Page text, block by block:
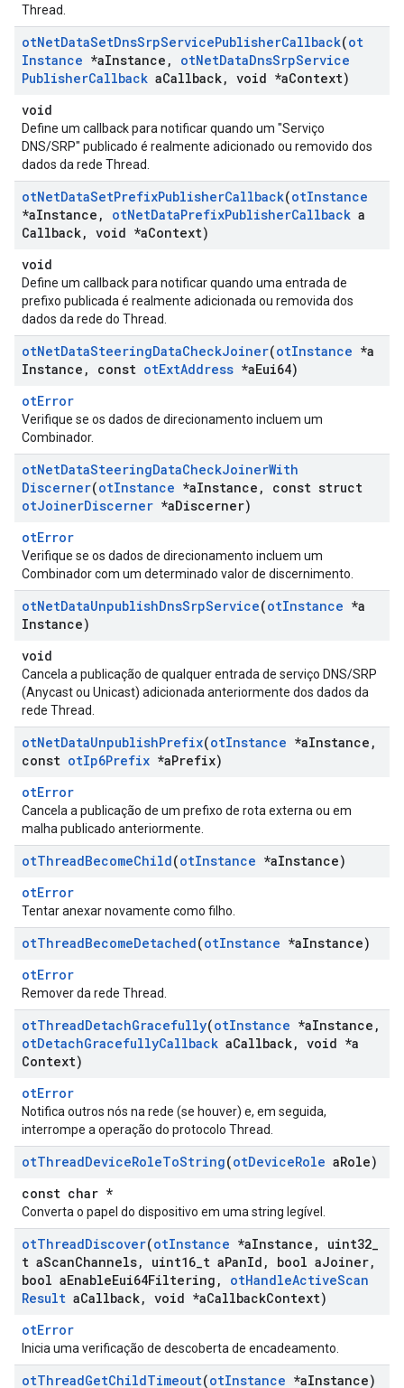
Thread.
otNetDataSetDnsSrpServicePublisherCallback(ot
Instance *aInstance , otNetDataDnsSrpService
PublisherCallback aCallback, void *aContext)
void
Define um callback para notificar quando um "Serviço
DNS/SRP" publicado é realmente adicionado ou removido dos
dados da rede Thread.
otNetDataSetPrefixPublisherCallback(otInstance
*aInstance , otNetDataPrefixPublisherCallback a
Callback, void *aContext)
void
Define um callback para notificar quando uma entrada de
prefixo publicada é realmente adicionada ou removida dos
dados da rede do Thread.
otNetDataSteeringDataCheckJoiner(otInstance *a
Instance , const otExtAddress *aEui64)
otError
Verifique se os dados de direcionamento incluem um
Combinador.
otNetDataSteeringDataCheckJoinerWith
Discerner(otInstance *aInstance ,
const struct
otJoinerDiscerner *aDiscerner)
otError
Verifique se os dados de direcionamento incluem um
Combinador com um determinado valor de discernimento.
otNetDataUnpublishDnsSrpService(otInstance *a
Instance)
void
Cancela a publicação de qualquer entrada de serviço DNS/SRP
(Anycast ou Unicast) adicionada anteriormente dos dados da
rede Thread.
otNetDataUnpublishPrefix(otInstance *aInstance ,
const otIp6Prefix *aPrefix)
otError
Cancela a publicação de um prefixo de rota externa ou em
malha publicado anteriormente.
otThreadBecomeChild(otInstance *aInstance)
otError
Tentar anexar novamente como filho.
otThreadBecomeDetached(otInstance *aInstance)
otError
Remover da rede Thread.
otThreadDetachGracefully(otInstance *aInstance ,
otDetachGracefullyCallback aCallback, void *a
Context)
otError
Notifica outros nós na rede (se houver) e, em seguida,
interrompe a operação do protocolo Thread.
otThreadDeviceRoleToString(otDeviceRole aRole)
const char *
Converta o papel do dispositivo em uma string legível.
otThreadDiscover(otInstance *aInstance , uint32
t aScanChannels, uint16 t aPanId , bool aJoiner,
bool aEnableEui64Filtering , otHandleActiveScan
Result aCallback, void *aCallbackContext)
otError
Inicia uma verificação de descoberta de encadeamento.
otThreadGetChildTimeout(otInstance *aInstance)